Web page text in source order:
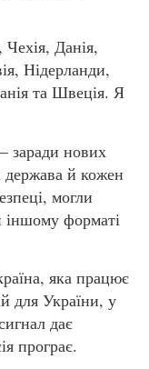
Чехія, Данія,
Нідерланди,
та Швеція. Я
заради нових
держава й кожен
могли
іншому форматі
яка працює
для України, у
дає
програє.